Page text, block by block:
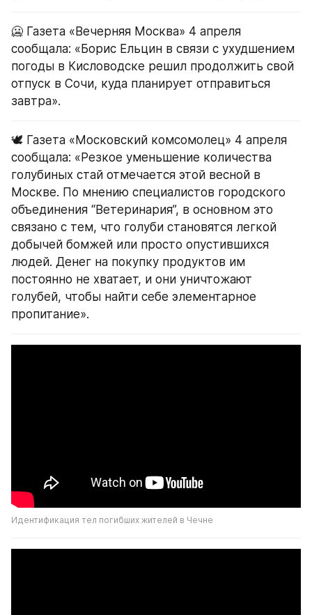
🥶 Газета «Вечерняя Москва» 4 апреля
сообщала: «Борис Ельцин в связи с ухудшением
погоды в Кисловодске решил продолжить свой
отпуск в Сочи, куда планирует отправиться
завтра».
🕊 Газета «Московский комсомолец» 4 апреля
сообщала: «Резкое уменьшение количества
голубиных стай отмечается этой весной в
Москве. По мнению специалистов городского
объединения “Ветеринария”, в основном это
связано с тем, что голуби становятся легкой
добычей бомжей или просто опустившихся
людей. Денег на покупку продуктов им
постоянно не хватает, и они уничтожают
голубей, чтобы найти себе элементарное
пропитание».
Идентификация тел погибших жителей в Чечне